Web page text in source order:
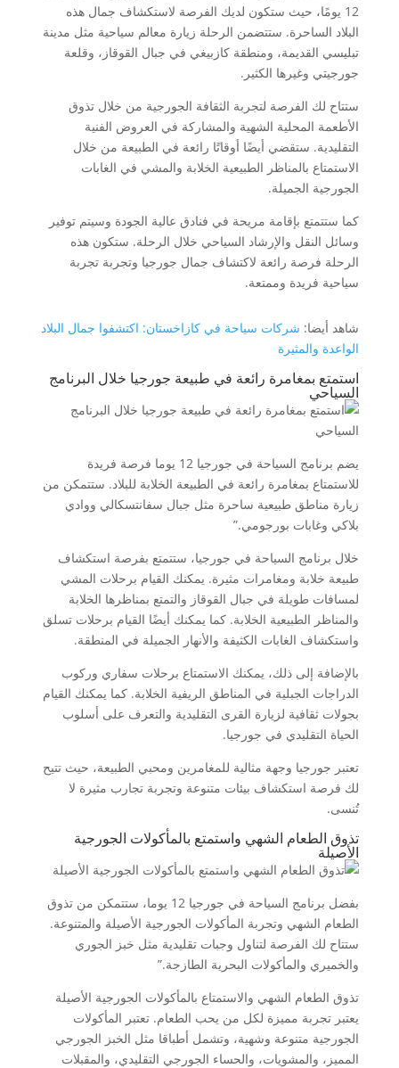
12 يومًا، حيث ستكون لديك الفرصة لاستكشاف جمال هذه
البلاد الساحرة. ستتضمن الرحلة زيارة معالم سياحية مثل مدينة
تبليسي القديمة، ومنطقة كازبيغي في جبال القوقاز، وقلعة
جورجيتي وغيرها الكثير.
ستتاح لك الفرصة لتجربة الثقافة الجورجية من خلال تذوق
الأطعمة المحلية الشهية والمشاركة في العروض الفنية
التقليدية. ستقضي أيضًا أوقاتًا رائعة في الطبيعة من خلال
الاستمتاع بالمناظر الطبيعية الخلابة والمشي في الغابات
الجورجية الجميلة.
كما ستتمتع بإقامة مريحة في فنادق عالية الجودة وسيتم توفير
وسائل النقل والإرشاد السياحي خلال الرحلة. ستكون هذه
الرحلة فرصة رائعة لاكتشاف جمال جورجيا وتجربة تجربة
سياحية فريدة وممتعة.
شاهد أيضا: شركات سياحة في كازاخستان: اكتشفوا جمال البلاد
الواعدة والمثيرة
استمتع بمغامرة رائعة في طبيعة جورجيا خلال البرنامج
السياحي
يضم برنامج السياحة في جورجيا 12 يوما فرصة فريدة
للاستمتاع بمغامرة رائعة في الطبيعة الخلابة للبلاد. ستتمكن من
زيارة مناطق طبيعية ساحرة مثل جبال سفانتسكالي ووادي
بلاكي وغابات بورجومي.”
خلال برنامج السياحة في جورجيا، ستتمتع بفرصة استكشاف
طبيعة خلابة ومغامرات مثيرة. يمكنك القيام برحلات المشي
لمسافات طويلة في جبال القوقاز والتمتع بمناظرها الخلابة
والمناظر الطبيعية الخلابة. كما يمكنك أيضًا القيام برحلات تسلق
واستكشاف الغابات الكثيفة والأنهار الجميلة في المنطقة.
بالإضافة إلى ذلك، يمكنك الاستمتاع برحلات سفاري وركوب
الدراجات الجبلية في المناطق الريفية الخلابة. كما يمكنك القيام
بجولات ثقافية لزيارة القرى التقليدية والتعرف على أسلوب
الحياة التقليدي في جورجيا.
تعتبر جورجيا وجهة مثالية للمغامرين ومحبي الطبيعة، حيث تتيح
لك فرصة استكشاف بيئات متنوعة وتجربة تجارب مثيرة لا
تُنسى.
تذوق الطعام الشهي واستمتع بالمأكولات الجورجية
الأصيلة
بفضل برنامج السياحة في جورجيا 12 يوما، ستتمكن من تذوق
الطعام الشهي وتجربة المأكولات الجورجية الأصيلة والمتنوعة.
ستتاح لك الفرصة لتناول وجبات تقليدية مثل خبز الجوري
والخميري والمأكولات البحرية الطازجة.”
تذوق الطعام الشهي والاستمتاع بالمأكولات الجورجية الأصيلة
يعتبر تجربة مميزة لكل من يحب الطعام. تعتبر المأكولات
الجورجية متنوعة وشهية، وتشمل أطباقا مثل الخبز الجورجي
المميز، والمشويات، والحساء الجورجي التقليدي، والمقبلات